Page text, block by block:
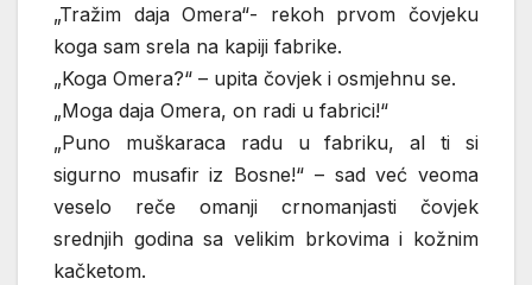
„Tražim daja Omera“- rekoh prvom čovjeku
koga sam srela na kapiji fabrike.
„Koga Omera?“ – upita čovjek i osmjehnu se.
„Moga daja Omera, on radi u fabrici!“
„Puno muškaraca radu u fabriku, al ti si
sigurno musafir iz Bosne!“ – sad već veoma
veselo reče omanji crnomanjasti čovjek
srednjih godina sa velikim brkovima i kožnim
kačketom.